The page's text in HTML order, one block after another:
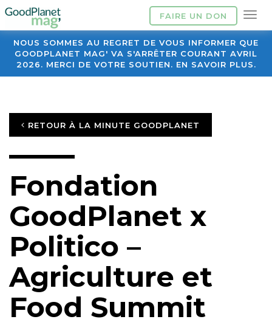
FAIRE UN DON
NOUS SOMMES AU REGRET DE VOUS INFORMER QUE
GOODPLANET MAG' VA S'ARRÊTER COURANT AVRIL
2026. MERCI DE VOTRE SOUTIEN. EN SAVOIR PLUS.
RETOUR À LA MINUTE GOODPLANET
Fondation
GoodPlanet x
Politico –
Agriculture et
Food Summit